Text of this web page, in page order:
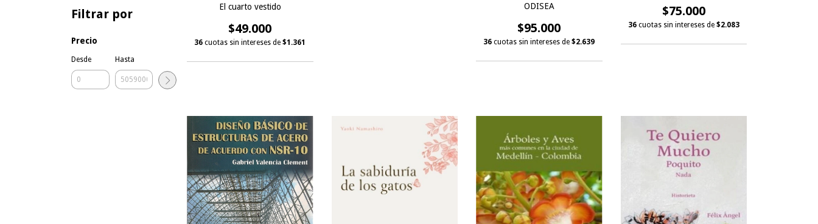
Filtrar por
Precio
Desde Hasta
El cuarto vestido
$49.000
36 cuotas sin intereses de$1.361
ODISEA
$95.000
36 cuotas sin intereses de$2.639
$75.000
36 cuotas sin intereses de $2.083